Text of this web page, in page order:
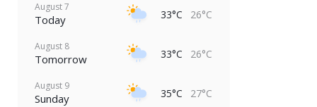
August 7
Today 33°C 26°C
August 8
Tomorrow 33°C 26°C
August 9
Sunday 35°C 27°C